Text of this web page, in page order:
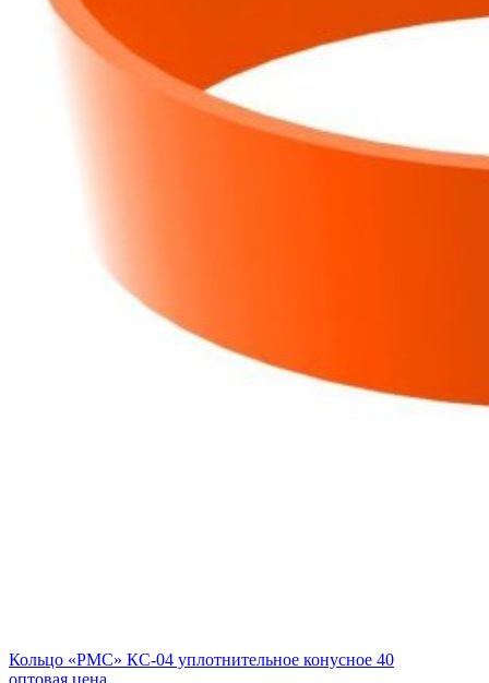
Кольцо «РМС» КС-04 уплотнительное конусное 40
оптовая цена